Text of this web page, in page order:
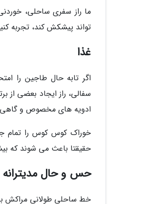
ما راز سفری ساحلی،
تواند پیشکش کند، تجربه
غذا
اگر تابه حال طاجین را
سفالی، راز ایجاد بعضی
ادویه های مخصوص و گاهی
خوراک کوس کوس را تمام
حقیقتا باعث می شوند که
حس و حال مدیترانه
خط ساحلی طولانی مراکش به